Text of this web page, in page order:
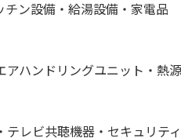
ン設備・給湯設備・家電品
ハンドリングユニット・熱
レビ共聴機器・セキュリテ